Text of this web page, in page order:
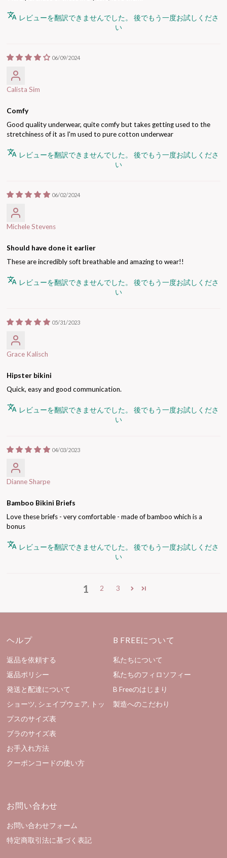
レビューを翻訳できませんでした。 後でもう一度お試しくださ
い
06/09/2024
Calista Sim
Comfy
Good quality underwear, quite comfy but takes getting used to the
stretchiness of it as I'm used to pure cotton underwear
レビューを翻訳できませんでした。 後でもう一度お試しくださ
い
06/02/2024
Michele Stevens
Should have done it earlier
These are incredibly soft breathable and amazing to wear!!
レビューを翻訳できませんでした。 後でもう一度お試しくださ
い
05/31/2023
Grace Kalisch
Hipster bikini
Quick, easy and good communication.
レビューを翻訳できませんでした。 後でもう一度お試しくださ
い
04/03/2023
Dianne Sharpe
Bamboo Bikini Briefs
Love these briefs - very comfortable - made of bamboo which is a
bonus
レビューを翻訳できませんでした。 後でもう一度お試しくださ
い
1 2 3
ヘルプ
返品を依頼する
返品ポリシー
発送と配達について
ショーツ, シェイプウェア, トッ
プスのサイズ表
ブラのサイズ表
お手入れ方法
クーポンコードの使い方
B FREEについて
私たちについて
私たちのフィロソフィー
B Freeのはじまり
製造へのこだわり
お問い合わせ
お問い合わせフォーム
特定商取引法に基づく表記